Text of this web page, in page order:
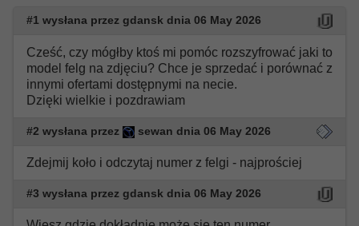
#1 wysłana przez gdansk dnia 06 May 2026
Cześć, czy mógłby ktoś mi pomóc rozszyfrować jaki to
model felg na zdjęciu? Chce je sprzedać i porównać z
innymi ofertami dostępnymi na necie.
Dzięki wielkie i pozdrawiam
#2 wysłana przez sewan dnia 06 May 2026
Zdejmij koło i odczytaj numer z felgi - najprościej
#3 wysłana przez gdansk dnia 06 May 2026